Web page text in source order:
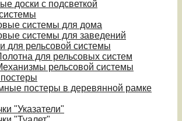
доски с подсветкой
системы для дома
системы для заведений
для рельсовой системы
для рельсовых систем
рельсовой системы
постеры в деревянной рамке
"Указатели"